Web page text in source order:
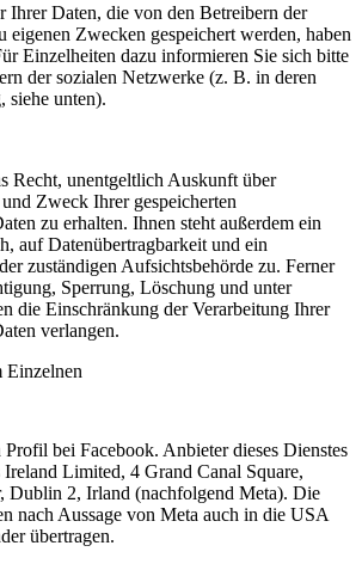
Ihrer Daten, die von den Betreibern der
eigenen Zwecken gespeichert werden, haben
Einzelheiten dazu informieren Sie sich bitte
der sozialen Netzwerke (z. B. in deren
siehe unten).
Recht, unentgeltlich Auskunft über
Zweck Ihrer gespeicherten
zu erhalten. Ihnen steht außerdem ein
auf Datenübertragbarkeit und ein
zuständigen Aufsichtsbehörde zu. Ferner
Sperrung, Löschung und unter
die Einschränkung der Verarbeitung Ihrer
verlangen.
Einzelnen
bei Facebook. Anbieter dieses Dienstes
Limited, 4 Grand Canal Square,
Dublin 2, Irland (nachfolgend Meta). Die
nach Aussage von Meta auch in die USA
übertragen.